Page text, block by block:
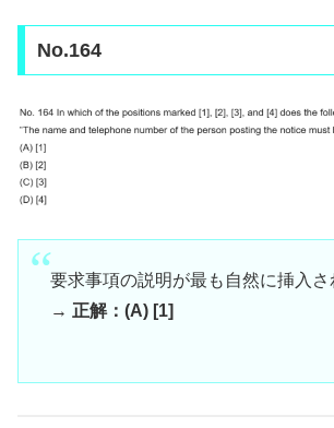
No.164
要求事項の説明が最も自然に挿入さ
→ 正解：(A) [1]